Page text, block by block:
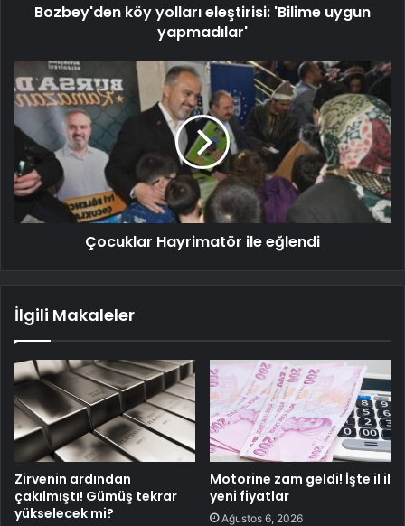
Bozbey'den köy yolları eleştirisi: 'Bilime uygun
yapmadılar'
Çocuklar Hayrimatör ile eğlendi
İlgili Makaleler
Zirvenin ardından
çakılmıştı! Gümüş tekrar
yükselecek mi?
Motorine zam geldi! İşte il il
yeni fiyatlar
Ağustos 6, 2026